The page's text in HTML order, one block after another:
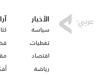
الأخبار
سياسة
تغطيات
اقتصاد
رياضة